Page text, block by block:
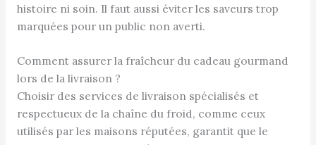
histoire ni soin. Il faut aussi éviter les saveurs trop
marquées pour un public non averti.
Comment assurer la fraîcheur du cadeau gourmand
lors de la livraison ?
Choisir des services de livraison spécialisés et
respectueux de la chaîne du froid, comme ceux
utilisés par les maisons réputées, garantit que le